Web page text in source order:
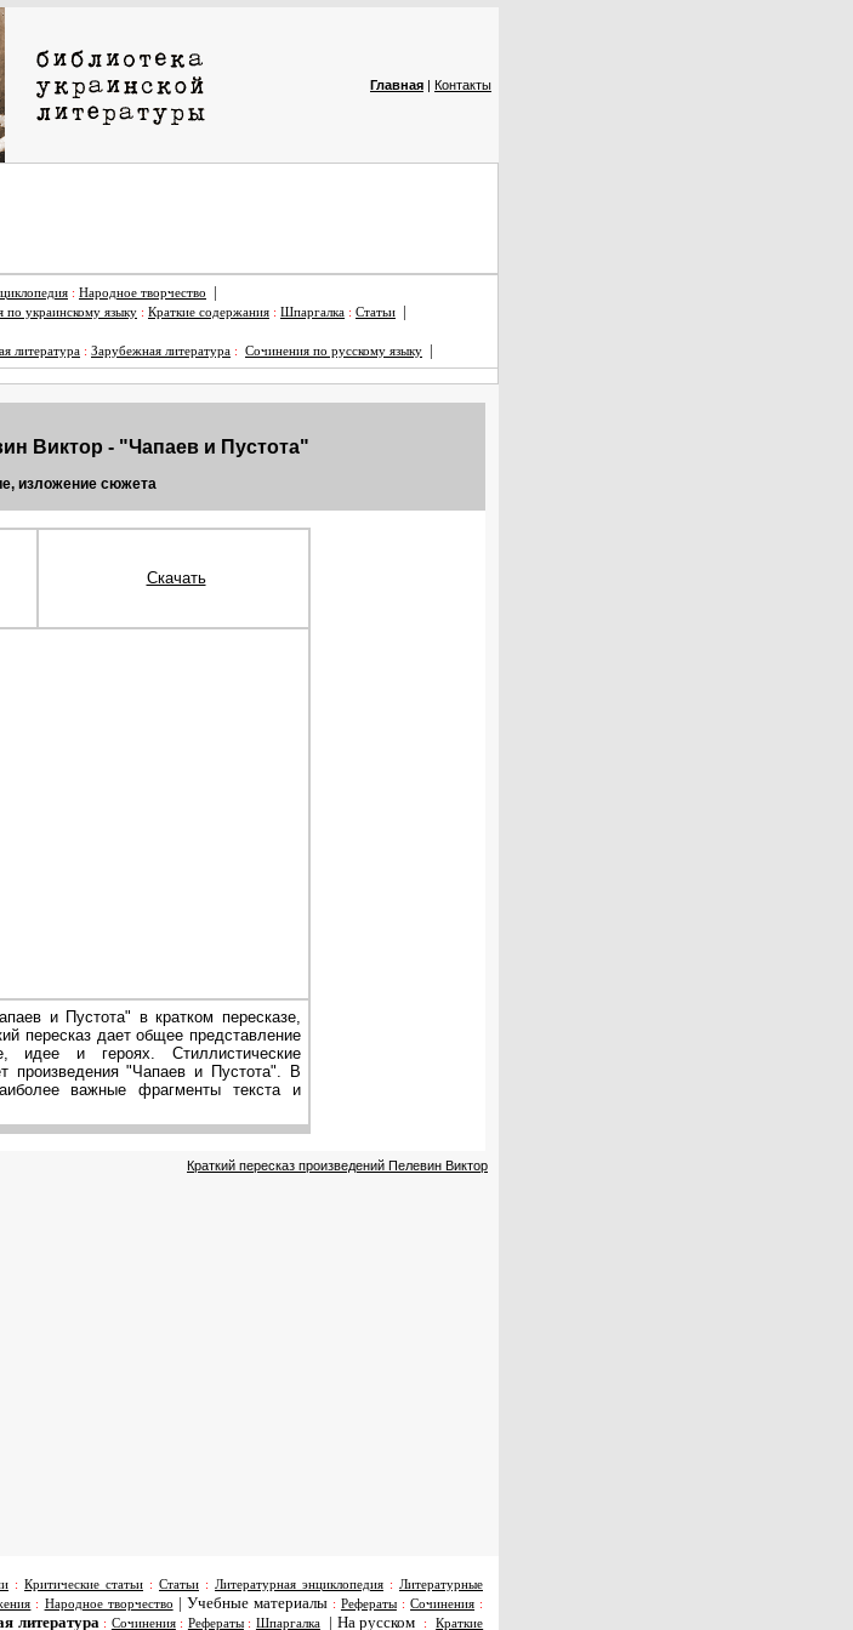
Главная | Контакты
: Народное творчество
|
по украинскому языку : Краткие содержания : Шпаргалка : Статьи
|
литература : Зарубежная литература : Сочинения по русскому языку |
Виктор - "Чапаев и Пустота"
изложение сюжета
Скачать
и Пустота" в кратком пересказе,
пересказ дает общее представление
идее и героях. Стиллистические
произведения "Чапаев и Пустота". В
важные фрагменты текста и
Краткий пересказ произведений Пелевин Виктор
: Критические статьи : Статьи : Литературная энциклопедия : Литературные
: Народное творчество | Учебные материалы : Рефераты:Сочинения :
литература : Сочинения: Рефераты: Шпаргалка | На русском :Краткие